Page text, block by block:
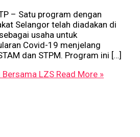
– Satu program dengan
Selangor telah diadakan di
usaha untuk
Covid-19 menjelang
dan STPM. Program ini […]
LZS Read More »